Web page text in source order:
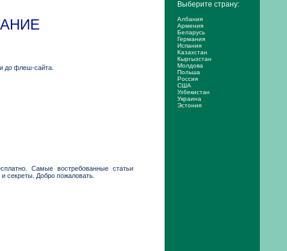
до флеш-сайта.
Самые востребованные статьи
секреты. Добро пожаловать.
Выберите страну:
Албания
Армения
Беларусь
Германия
Испания
Казахстан
Кыргызстан
Молдова
Польша
Россия
США
Узбекистан
Украина
Эстония